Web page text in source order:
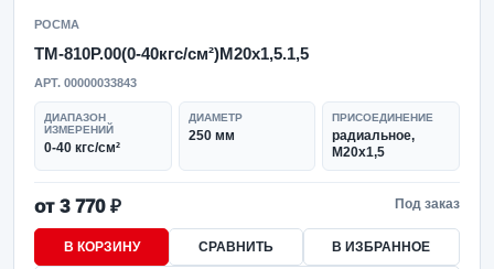
РОСМА
ТМ-810Р.00(0-40кгс/см²)M20x1,5.1,5
АРТ. 00000033843
ДИАПАЗОН
ИЗМЕРЕНИЙ
0-40 кгс/см²
ДИАМЕТР
250 мм
ПРИСОЕДИНЕНИЕ
радиальное,
M20x1,5
от 3 770 ₽ Под заказ
В КОРЗИНУ СРАВНИТЬ В ИЗБРАННОЕ